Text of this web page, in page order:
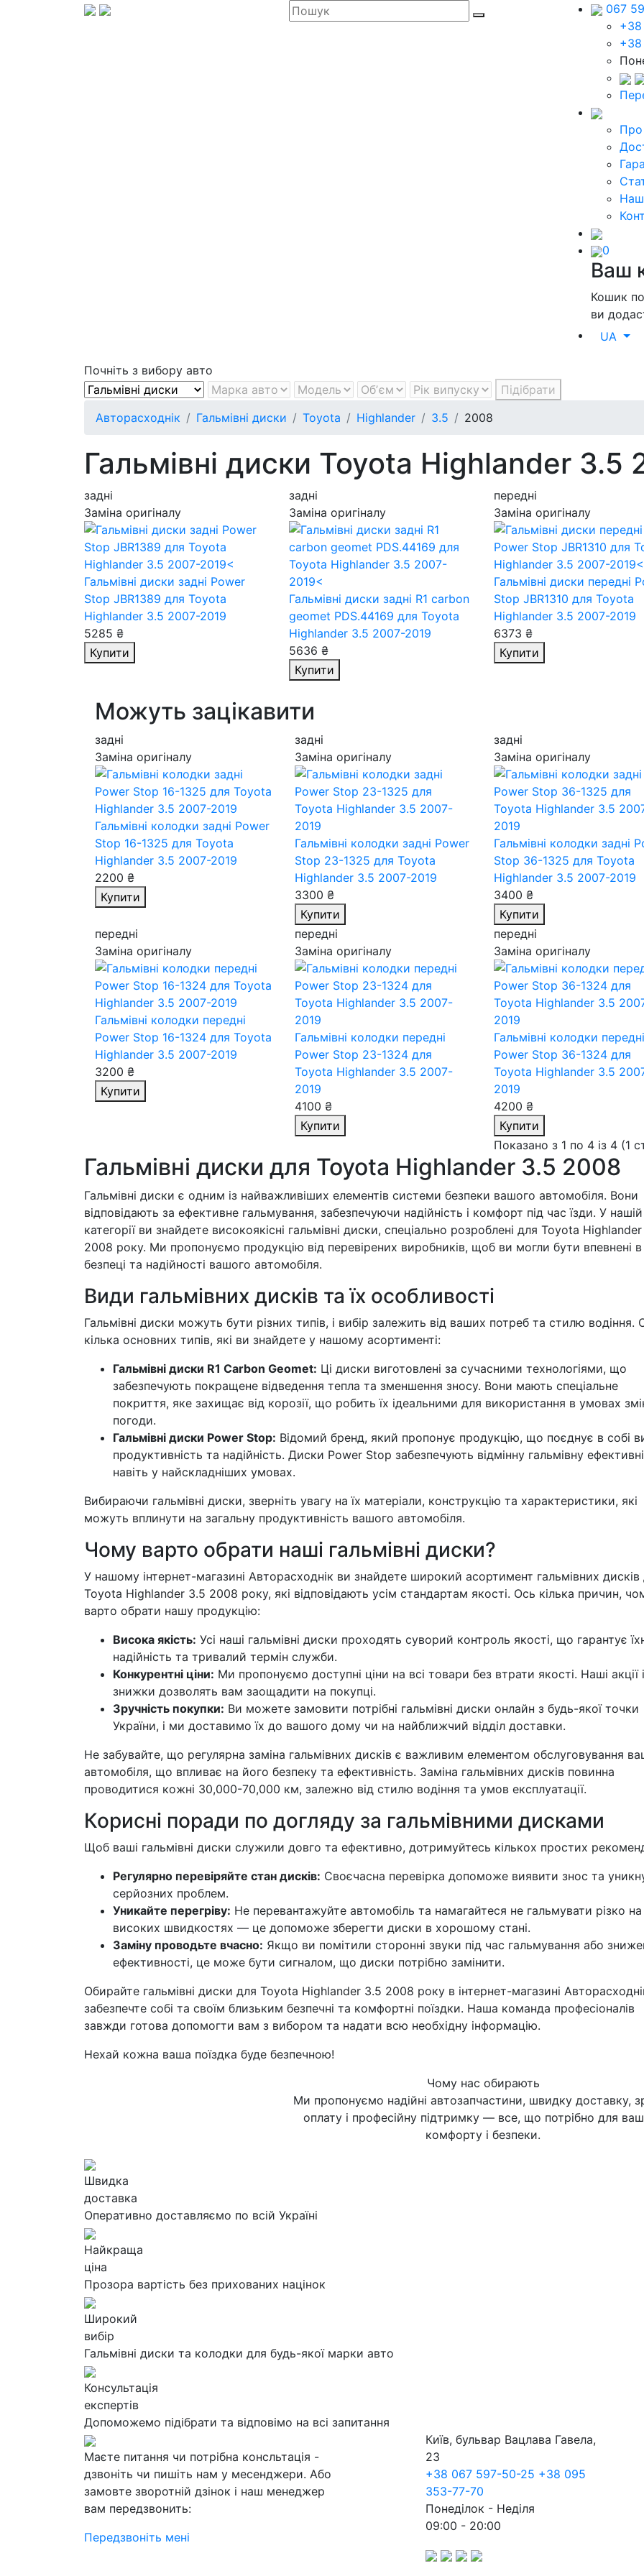
067
Про
0
Ваш
Кошик
ви
UA
Почніть з вибору авто
Підібрати
Авторасходнік
Гальмівні диски Toyota Highlander 3.5 2008
Гальмівні диски Toyota Highlander 3.5
задні
Заміна оригіналу
Гальмівні диски задні Power
Stop JBR1389 для Toyota
Highlander 3.5 2007-2019
5285 ₴
Купити
задні
Заміна оригіналу
Гальмівні диски задні R1 carbon
geomet PDS.44169 для Toyota
Highlander 3.5 2007-2019
5636 ₴
Купити
передні
Заміна оригіналу
Гальмівні диски передні
Stop JBR1310 для Toyota
Highlander 3.5 2007-2019
6373 ₴
Купити
Можуть зацікавити
задні
Заміна оригіналу
Гальмівні колодки задні Power
Stop 16-1325 для Toyota
Highlander 3.5 2007-2019
2200 ₴
Купити
задні
Заміна оригіналу
Гальмівні колодки задні Power
Stop 23-1325 для Toyota
Highlander 3.5 2007-2019
3300 ₴
Купити
задні
Заміна оригіналу
Гальмівні колодки задні
Stop 36-1325 для Toyota
Highlander 3.5 2007-2019
3400 ₴
Купити
передні
Заміна оригіналу
Гальмівні колодки передні
Power Stop 16-1324 для Toyota
Highlander 3.5 2007-2019
3200 ₴
Купити
передні
Заміна оригіналу
Гальмівні колодки передні
Power Stop 23-1324 для
Toyota Highlander 3.5 2007-
2019
4100 ₴
Купити
передні
Заміна оригіналу
Гальмівні колодки передні
Power Stop 36-1324 для
Toyota Highlander 3.5
2019
4200 ₴
Купити
Показано з 1 по 4 із 4 (1
Гальмівні диски для Toyota Highlander 3.5 2008
Гальмівні диски є одним із найважливіших елементів системи безпеки вашого автомобіля. Вони
відповідають за ефективне гальмування, забезпечуючи надійність і комфорт під час їзди. У нашій
категорії ви знайдете високоякісні гальмівні диски, спеціально розроблені для Toyota
2008 року. Ми пропонуємо продукцію від перевірених виробників, щоб ви могли бути впевнені в
безпеці та надійності вашого автомобіля.
Види гальмівних дисків та їх особливості
Гальмівні диски можуть бути різних типів, і вибір залежить від ваших потреб та стилю водіння.
кілька основних типів, які ви знайдете у нашому асортименті:
Гальмівні диски R1 Carbon Geomet: Ці диски виготовлені за сучасними технологіями, що
забезпечують покращене відведення тепла та зменшення зносу. Вони мають спеціальне
покриття, яке захищає від корозії, що робить їх ідеальними для використання в умовах
погоди.
Гальмівні диски Power Stop: Відомий бренд, який пропонує продукцію, що поєднує в собі
продуктивність та надійність. Диски Power Stop забезпечують відмінну гальмівну
навіть у найскладніших умовах.
Вибираючи гальмівні диски, зверніть увагу на їх матеріали, конструкцію та характеристики, які
можуть вплинути на загальну продуктивність вашого автомобіля.
Чому варто обрати наші гальмівні диски?
У нашому інтернет-магазині Авторасходнік ви знайдете широкий асортимент гальмівних дисків
Toyota Highlander 3.5 2008 року, які відповідають усім стандартам якості. Ось кілька причин,
варто обрати нашу продукцію:
Висока якість: Усі наші гальмівні диски проходять суворий контроль якості, що гарантує
надійність та тривалий термін служби.
Конкурентні ціни: Ми пропонуємо доступні ціни на всі товари без втрати якості. Наші акції і
знижки дозволять вам заощадити на покупці.
Зручність покупки: Ви можете замовити потрібні гальмівні диски онлайн з будь-якої точки
України, і ми доставимо їх до вашого дому чи на найближчий відділ доставки.
Не забувайте, що регулярна заміна гальмівних дисків є важливим елементом обслуговування
автомобіля, що впливає на його безпеку та ефективність. Заміна гальмівних дисків повинна
проводитися кожні 30,000-70,000 км, залежно від стилю водіння та умов експлуатації.
Корисні поради по догляду за гальмівними дисками
Щоб ваші гальмівні диски служили довго та ефективно, дотримуйтесь кількох простих
Регулярно перевіряйте стан дисків: Своєчасна перевірка допоможе виявити знос та
серйозних проблем.
Уникайте перегріву: Не перевантажуйте автомобіль та намагайтеся не гальмувати різко на
високих швидкостях — це допоможе зберегти диски в хорошому стані.
Заміну проводьте вчасно: Якщо ви помітили сторонні звуки під час гальмування або
ефективності, це може бути сигналом, що диски потрібно замінити.
Обирайте гальмівні диски для Toyota Highlander 3.5 2008 року в інтернет-магазині
забезпечте собі та своїм близьким безпечні та комфортні поїздки. Наша команда професіоналів
завжди готова допомогти вам з вибором та надати всю необхідну інформацію.
Нехай кожна ваша поїздка буде безпечною!
Чому нас обирають
Ми пропонуємо надійні автозапчастини, швидку доставку,
оплату і професійну підтримку — все, що потрібно для
комфорту і безпеки.
Швидка
доставка
Оперативно доставляємо по всій Україні
Найкраща
ціна
Прозора вартість без прихованих націнок
Широкий
вибір
Гальмівні диски та колодки для будь-якої марки авто
Консультація
експертів
Допоможемо підібрати та відповімо на всі запитання
Маєте питання чи потрібна консльтація -
дзвоніть чи пишіть нам у месенджери. Або
замовте зворотній дзінок і наш менеджер
вам передзвонить:
Передзвоніть мені
Київ, бульвар Вацлава Гавела,
23
+38 067 597-50-25 +38 095
353-77-70
Понеділок - Неділя
09:00 - 20:00